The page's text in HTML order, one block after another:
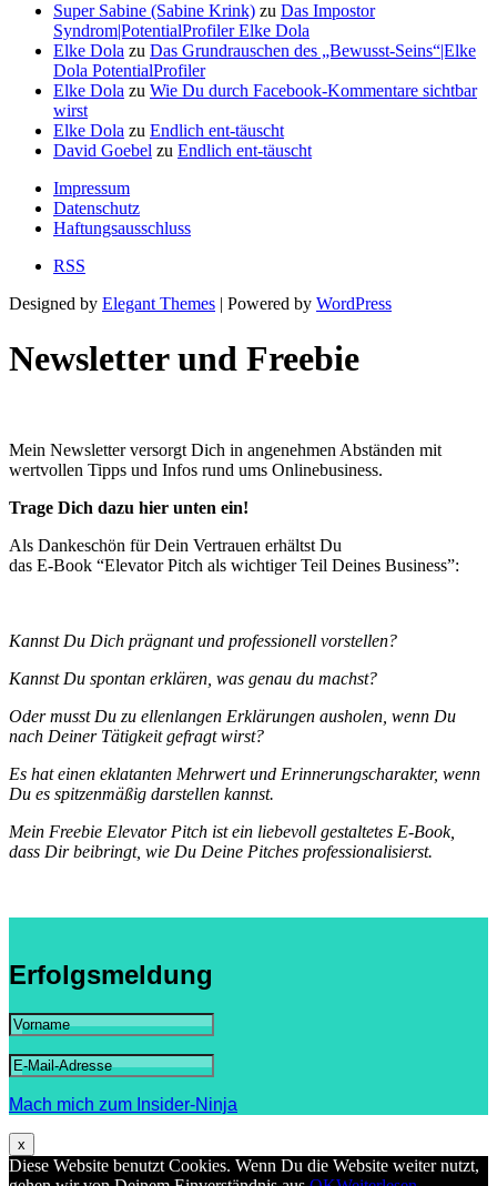
Super Sabine (Sabine Krink) zu Das Impostor
Syndrom|PotentialProfiler Elke Dola
Elke Dola zu Das Grundrauschen des „Bewusst-Seins“|Elke
Dola PotentialProfiler
Elke Dola zu Wie Du durch Facebook-Kommentare sichtbar
wirst
Elke Dola zu Endlich ent-täuscht
David Goebel zu Endlich ent-täuscht
Impressum
Datenschutz
Haftungsausschluss
RSS
Designed by Elegant Themes | Powered by WordPress
Newsletter und Freebie
Mein Newsletter versorgt Dich in angenehmen Abständen mit
wertvollen Tipps und Infos rund ums Onlinebusiness.
Trage Dich dazu hier unten ein!
Als Dankeschön für Dein Vertrauen erhältst Du
das E-Book “Elevator Pitch als wichtiger Teil Deines Business”:
Kannst Du Dich prägnant und professionell vorstellen?
Kannst Du spontan erklären, was genau du machst?
Oder musst Du zu ellenlangen Erklärungen ausholen, wenn Du
nach Deiner Tätigkeit gefragt wirst?
Es hat einen eklatanten Mehrwert und Erinnerungscharakter, wenn
Du es spitzenmäßig darstellen kannst.
Mein Freebie Elevator Pitch ist ein liebevoll gestaltetes E-Book,
dass Dir beibringt, wie Du Deine Pitches professionalisierst.
Erfolgsmeldung
Mach mich zum Insider-Ninja
x
Diese Website benutzt Cookies. Wenn Du die Website weiter nutzt,